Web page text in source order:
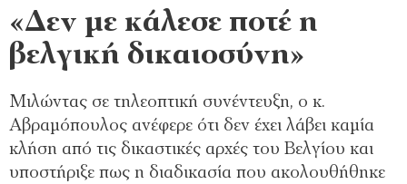
«Δεν με κάλεσε ποτέ η
βελγική δικαιοσύνη»
Μιλώντας σε τηλεοπτική συνέντευξη, ο κ.
Αβραμόπουλος ανέφερε ότι δεν έχει λάβει καμία
κλήση από τις δικαστικές αρχές του Βελγίου και
υποστήριξε πως η διαδικασία που ακολουθήθηκε